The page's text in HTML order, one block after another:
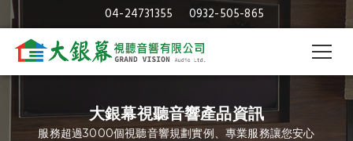
04-24731355 0932-505-865
大銀幕視聽音響產品資訊
服務超過3000個視聽音響規劃實例、專業服務讓您安心